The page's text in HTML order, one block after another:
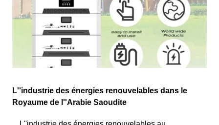
L''industrie des énergies renouvelables dans le
Royaume de l''Arabie Saoudite